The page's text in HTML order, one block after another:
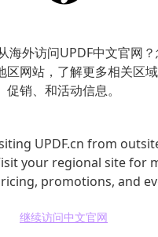
海外访问UPDF中文官网
区网站，了解更多相关区域
促销、和活动信息。
UPDF.cn from
your regional site for
promotions, and
继续访问中文官网